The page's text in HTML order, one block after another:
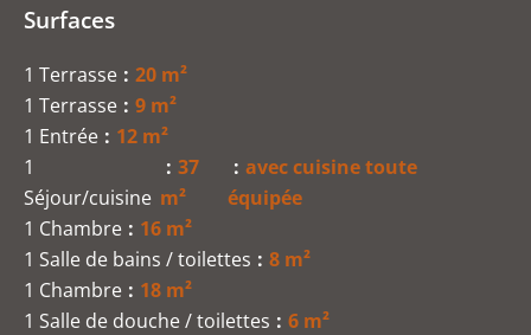
Surfaces
1 Terrasse
20 m²
1 Terrasse
9 m²
1 Entrée
12 m²
1
Séjour/cuisine
37
m²
avec cuisine toute
équipée
1 Chambre
16 m²
1 Salle de bains / toilettes
8 m²
1 Chambre
18 m²
1 Salle de douche / toilettes
6 m²